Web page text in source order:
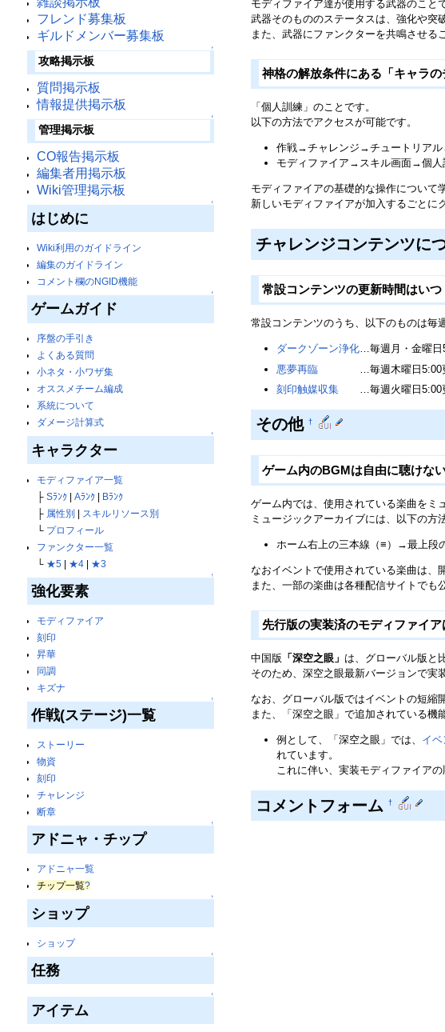
フレンド募集板
ギルドメンバー募集板
↑
攻略掲示板
質問掲示板
情報提供掲示板
↑
管理掲示板
CO報告掲示板
編集者用掲示板
Wiki管理掲示板
↑
はじめに
Wiki利用のガイドライン
編集のガイドライン
コメント欄のNGID機能
↑
ゲームガイド
序盤の手引き
よくある質問
小ネタ・小ワザ集
オススメチーム編成
系統について
ダメージ計算式
↑
キャラクター
モディファイア一覧
├ Sﾗﾝｸ| Aﾗﾝｸ| Bﾗﾝｸ
├ 属性別 | スキルリソース別
└ プロフィール
ファンクター一覧
└ ★5| ★4| ★3
↑
強化要素
モディファイア
刻印
昇華
同調
キズナ
↑
作戦(ステージ)一覧
ストーリー
物資
刻印
チャレンジ
断章
↑
アドニャ・チップ
アドニャ一覧
チップ一覧?
↑
ショップ
ショップ
↑
任務
↑
アイテム
モディファイア達が使用する武器のことで
武器そのもののステータスは、強化や突
また、武器にファンクターを共鳴させる
神格の解放条件にある「キャラ
「個人訓練」のことです。
以下の方法でアクセスが可能です。
作戦→チャレンジ→チュートリア
モディファイア→スキル画面→個人
モディファイアの基礎的な操作について
新しいモディファイアが加入するごとに
チャレンジコンテンツに
常設コンテンツの更新時間はい
常設コンテンツのうち、以下のものは毎
ダークゾーン浄化…毎週月・金曜日
悪夢再臨…毎週木曜日5:00
刻印触媒収集…毎週火曜日5:00
その他 †
ゲーム内のBGMは自由に聴けな
ゲーム内では、使用されている楽曲をミ
ミュージックアーカイブには、以下の方
ホーム右上の三本線（≡）→最上段
なおイベントで使用されている楽曲は、
また、一部の楽曲は各種配信サイトでも
先行版の実装済のモディファイ
中国版 「深空之眼」 は、グローバル版と
そのため、深空之眼最新バージョンで実
なお、グローバル版ではイベントの短縮
また、「深空之眼」で追加されている機
例として、「深空之眼」では、 イ
れています。
これに伴い、実装モディファイアの
コメントフォーム †